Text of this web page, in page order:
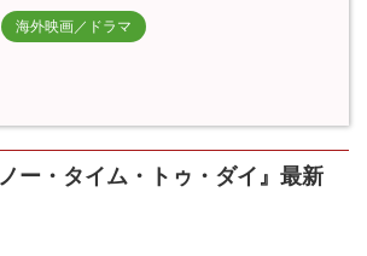
海外映画／ドラマ
ー・タイム・トゥ・ダイ』最新